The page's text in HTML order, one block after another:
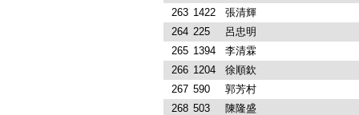
263 1422
張清輝
264 225
呂忠明
265 1394
李清霖
266 1204
徐順欽
267 590
郭芳村
268 503
陳隆盛